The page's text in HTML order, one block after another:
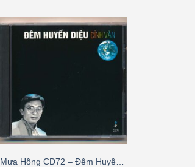
Mưa Hồng CD72 – Đêm Huyền